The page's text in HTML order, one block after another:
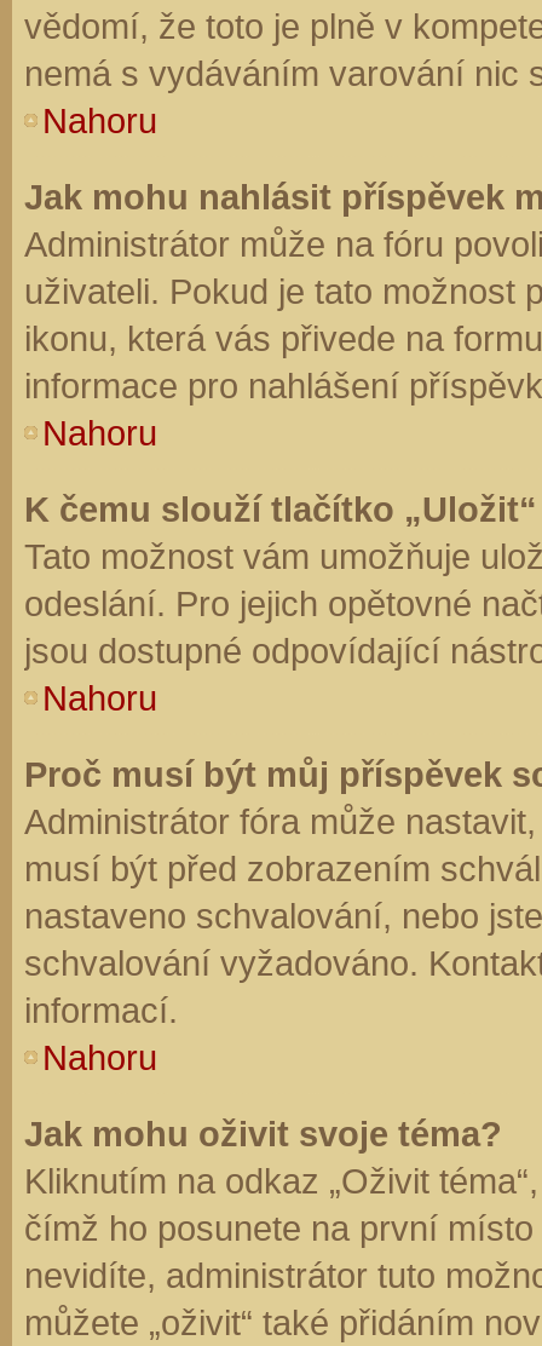
vědomí, že toto je plně v
nemá s vydáváním varování nic
Nahoru
Jak mohu nahlásit příspěvek
Administrátor může na fóru
uživateli. Pokud je tato možnost
ikonu, která vás přivede na
informace pro nahlášení
Nahoru
K čemu slouží tlačítko
Tato možnost vám umožňuje
odeslání. Pro jejich opětovné
jsou dostupné odpovídající
Nahoru
Proč musí být můj příspěvek
Administrátor fóra může
musí být před zobrazením
nastaveno schvalování, nebo
schvalování vyžadováno.
informací.
Nahoru
Jak mohu oživit svoje téma?
Kliknutím na odkaz „Oživit
čímž ho posunete na první
nevidíte, administrátor tuto
můžete „oživit“ také přidáním